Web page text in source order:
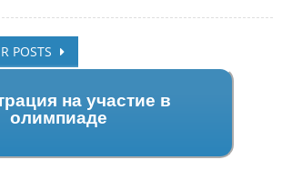
POSTS
на участие в
олимпиаде